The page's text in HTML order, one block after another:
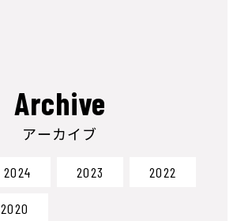
Archive
アーカイブ
2024 2023 2022
2020